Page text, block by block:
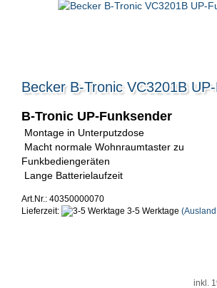
Becker B-Tronic VC3201B
B-Tronic UP-Funksender
Montage in Unterputzdose
Macht normale Wohnraumtaster zu
Funkbediengeräten
Lange Batterielaufzeit
Art.Nr.: 40350000070
Lieferzeit:
3-5 Werktage
inkl.